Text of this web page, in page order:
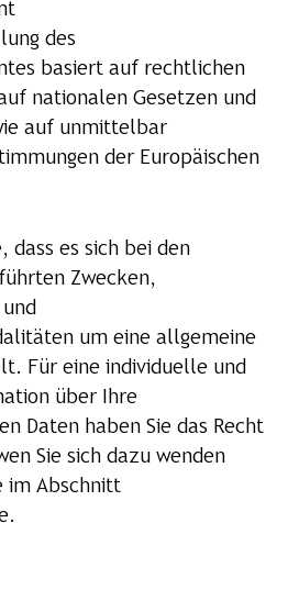
des
basiert auf rechtlichen
nationalen Gesetzen und
auf unmittelbar
der Europäischen
dass es sich bei den
Zwecken,
um eine allgemeine
Für eine individuelle und
über Ihre
Daten haben Sie das Recht
Sie sich dazu wenden
im Abschnitt